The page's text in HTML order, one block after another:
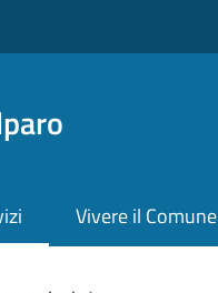
Vivere il Comune